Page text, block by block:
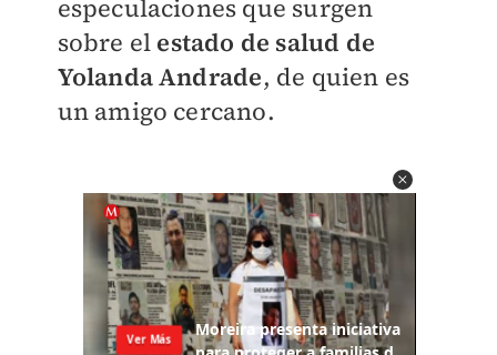
especulaciones que surgen
sobre el estado de salud de
Yolanda Andrade, de quien es
un amigo cercano.